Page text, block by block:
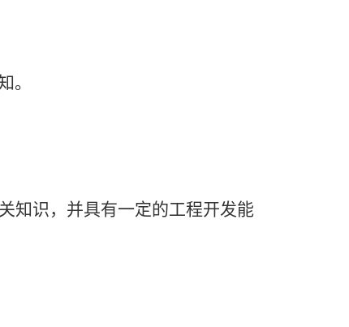
。
知识，并具有一定的工程开发能